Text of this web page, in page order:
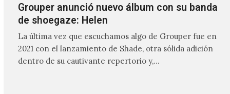
Grouper anunció nuevo álbum con su banda
de shoegaze: Helen
La última vez que escuchamos algo de Grouper fue en
2021 con el lanzamiento de Shade, otra sólida adición
dentro de su cautivante repertorio y,…